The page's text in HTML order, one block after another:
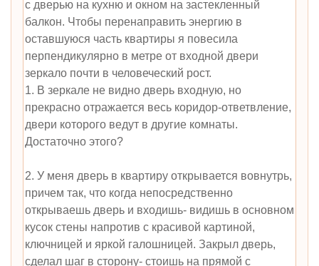
с дверью на кухню и окном на застекленный
балкон. Чтобы перенаправить энергию в
оставшуюся часть квартиры я повесила
перпендикулярно в метре от входной двери
зеркало почти в человеческий рост.
1. В зеркале не видно дверь входную, но
прекрасно отражается весь коридор-ответвление,
двери которого ведут в другие комнаты.
Достаточно этого?
2. У меня дверь в квартиру открывается вовнутрь,
причем так, что когда непосредственно
открываешь дверь и входишь- видишь в основном
кусок стены напротив с красивой картиной,
ключницей и яркой галошницей. Закрыл дверь,
сделал шаг в сторону- стоишь на прямой с